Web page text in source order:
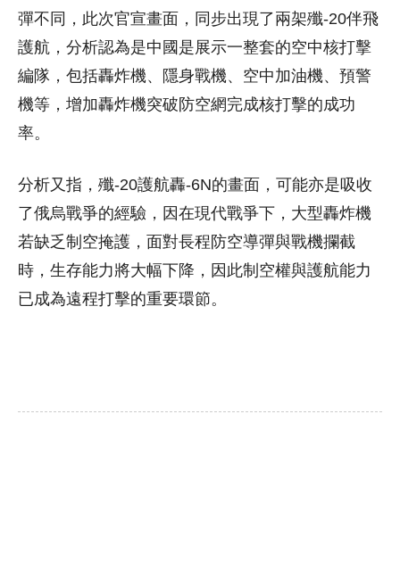
彈不同，此次官宣畫面，同步出現了兩架殲-20伴飛
護航，分析認為是中國是展示一整套的空中核打擊
編隊，包括轟炸機、隱身戰機、空中加油機、預警
機等，增加轟炸機突破防空網完成核打擊的成功
率。
分析又指，殲-20護航轟-6N的畫面，可能亦是吸收
了俄烏戰爭的經驗，因在現代戰爭下，大型轟炸機
若缺乏制空掩護，面對長程防空導彈與戰機攔截
時，生存能力將大幅下降，因此制空權與護航能力
已成為遠程打擊的重要環節。